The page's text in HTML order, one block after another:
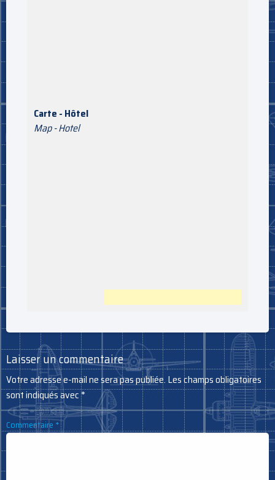
Carte - Hôtel
Map - Hotel
Laisser un commentaire
Votre adresse e-mail ne sera pas publiée. Les champs obligatoires
sont indiqués avec*
Commentaire*